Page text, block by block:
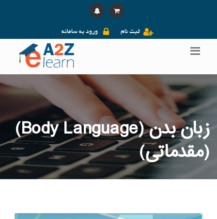
ورود به سامانه ثبت نام
زبان بدن (Body Language)
(مقدماتی)